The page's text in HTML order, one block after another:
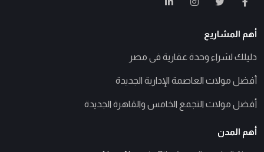
أهم المشاريع
دليلك لشراء وحدة عقارية فى مصر
أفضل مولات العاصمة الإدارية الجديدة
أفضل مولات التجمع الخامس والقاهرة الجديدة
أهم المدن